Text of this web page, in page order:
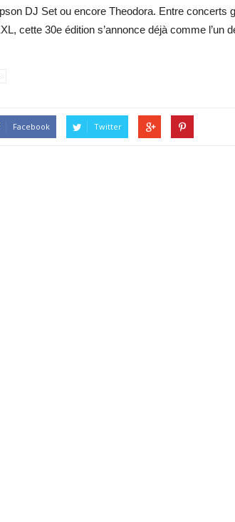
DJ Set ou encore Theodora. Entre concerts
cette 30e édition s’annonce déjà comme l’un
Facebook Twitter